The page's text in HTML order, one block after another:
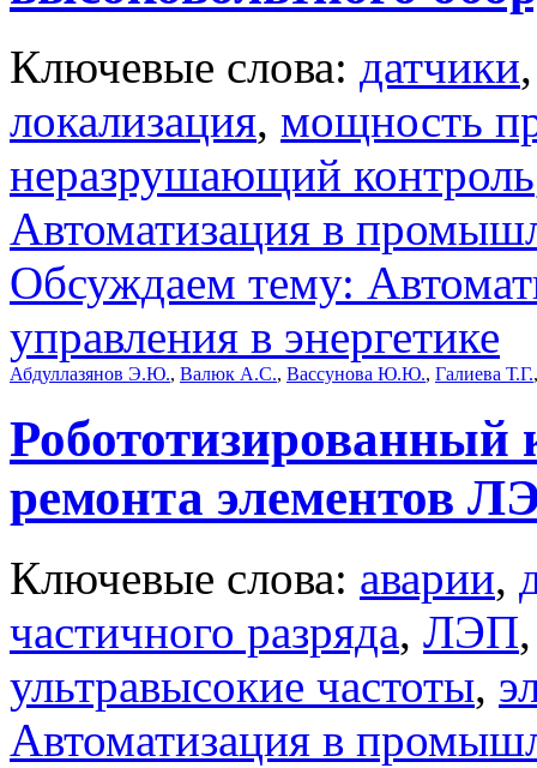
Ключевые слова: датчики
локализация, мощность
неразрушающий контроль
Автоматизация в
Обсуждаем тему:
управления в энергетике
Абдуллазянов Э.Ю., Валюк А.С., Вассунова Ю.Ю., Галиева Т.Г.
Робототизированный
ремонта элементов
Ключевые слова: аварии,
частичного разряда, ЛЭП
ультравысокие частоты,
Автоматизация в